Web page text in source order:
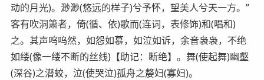
动的月光)。渺渺(悠远的样子)兮予怀，望美人兮天一方。”
客有吹洞箫者，倚(循、依)歌而(连词，表修饰)和(唱和)
之。其声呜呜然，如怨如慕，如泣如诉，余音袅袅，不绝
如缕(像一缕不断的丝线)【助记：断绝】。舞(使起舞)幽壑
(深谷)之潜蛟，泣(使哭泣)孤舟之嫠妇(寡妇)。